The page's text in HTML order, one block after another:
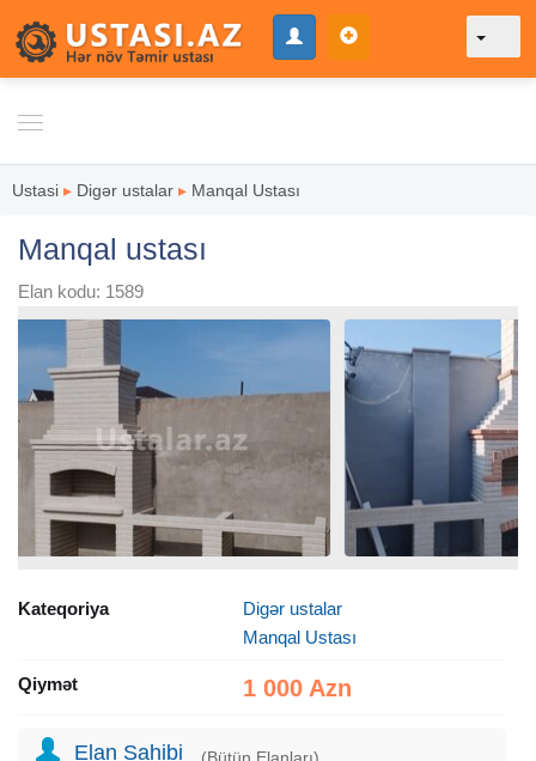
Ustasi ▸ Digər ustalar ▸ Manqal Ustası
Manqal ustası
Elan kodu: 1589
Kateqoriya
Digər ustalar
Manqal Ustası
Qiymət 1 000 Azn
Elan Sahibi